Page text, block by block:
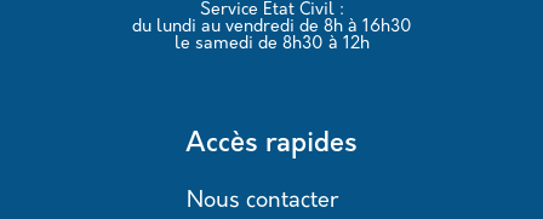
Service État Civil :
du lundi au vendredi de 8h à 16h30
le samedi de 8h30 à 12h
Accès rapides
Nous contacter